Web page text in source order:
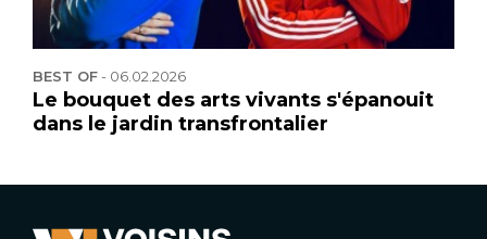
BEST OF- 06.02.2026
Le bouquet des arts vivants s'épanouit
dans le jardin transfrontalier